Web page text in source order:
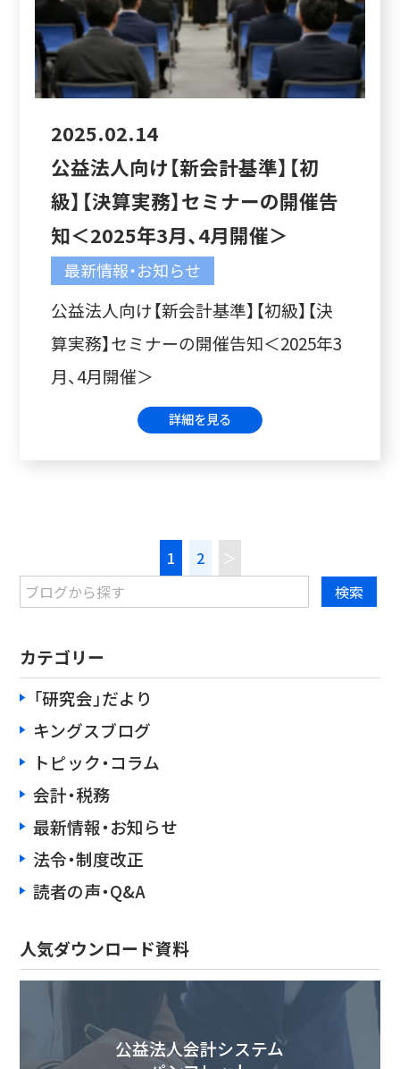
2025.02.14
公益法人向け【新会計基準】【初
級】【決算実務】セミナーの開催告
知＜2025年3月、4月開催＞
最新情報・お知らせ
公益法人向け【新会計基準】【初級】【決
算実務】セミナーの開催告知＜2025年3
月、4月開催＞
詳細を見る
1 2 ＞
カテゴリー
「研究会」だより
キングスブログ
トピック・コラム
会計・税務
最新情報・お知らせ
法令・制度改正
読者の声・Q&A
人気ダウンロード資料
公益法人会計システム